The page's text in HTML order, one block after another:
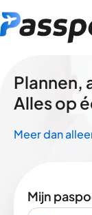
Plannen,
Alles op
Meer dan
Mijn